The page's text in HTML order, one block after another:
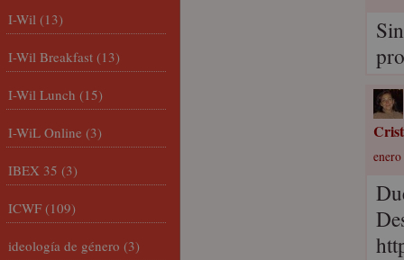
I-Wil (13)
I-Wil Breakfast (13)
I-Wil Lunch (15)
I-WiL Online (3)
IBEX 35 (3)
ICWF (109)
ideología de género (3)